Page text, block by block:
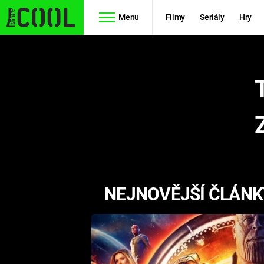
Menu Filmy Seriály Hry
FUTURAMA
PREDÁTOR
NEJNOVĚJŠÍ